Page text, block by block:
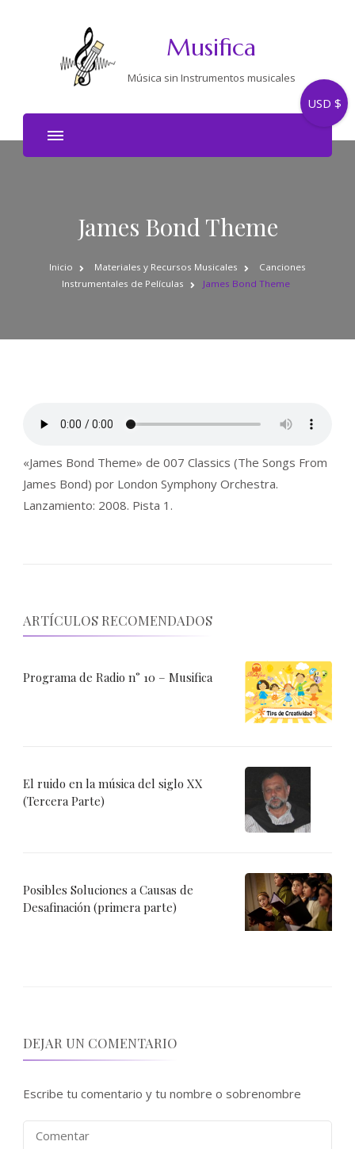
Musifica
Música sin Instrumentos musicales
James Bond Theme
Inicio Materiales y Recursos Musicales
Canciones
Instrumentales de Películas
James Bond Theme
«James Bond Theme» de 007 Classics (The Songs From
James Bond) por London Symphony Orchestra.
Lanzamiento: 2008. Pista 1.
ARTÍCULOS RECOMENDADOS
Programa de Radio n° 10 – Musifica
El ruido en la música del siglo XX
(Tercera Parte)
Posibles Soluciones a Causas de
Desafinación (primera parte)
DEJAR UN COMENTARIO
Escribe tu comentario y tu nombre o sobrenombre
USD $